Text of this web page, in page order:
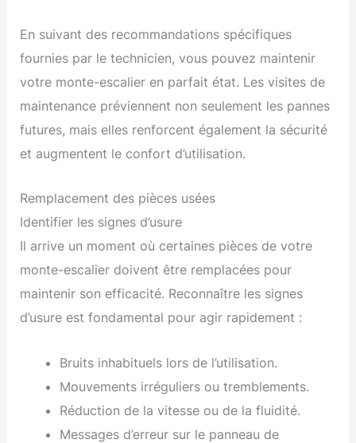
En suivant des recommandations spécifiques
fournies par le technicien, vous pouvez maintenir
votre monte-escalier en parfait état. Les visites de
maintenance préviennent non seulement les pannes
futures, mais elles renforcent également la sécurité
et augmentent le confort d’utilisation.
Remplacement des pièces usées
Identifier les signes d’usure
Il arrive un moment où certaines pièces de votre
monte-escalier doivent être remplacées pour
maintenir son efficacité. Reconnaître les signes
d’usure est fondamental pour agir rapidement :
Bruits inhabituels lors de l’utilisation.
Mouvements irréguliers ou tremblements.
Réduction de la vitesse ou de la fluidité.
Messages d’erreur sur le panneau de